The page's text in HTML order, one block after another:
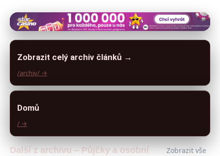
Zobrazit celý archiv článků →
/archiv/ →
Domů
/ →
Další z archivu – Půjčky a osobní
Zobrazit vše